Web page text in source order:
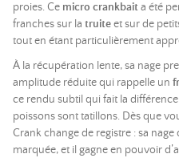
proies. Ce micro crankbaita été
franches sur la truiteet sur de
tout en étant particulièrement
À la récupération lente, sa nage
amplitude réduite qui rappelle un
ce rendu subtil qui fait la
poissons sont tatillons. Dès que
Crank change de registre : sa nage
marquée, et il gagne en pouvoir